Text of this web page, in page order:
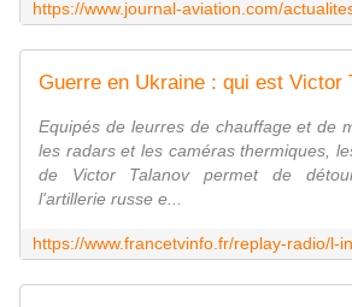
Equipés de leurres de chauffage et de
les radars et les caméras thermiques,
de Victor Talanov permet de
l'artillerie russe e...